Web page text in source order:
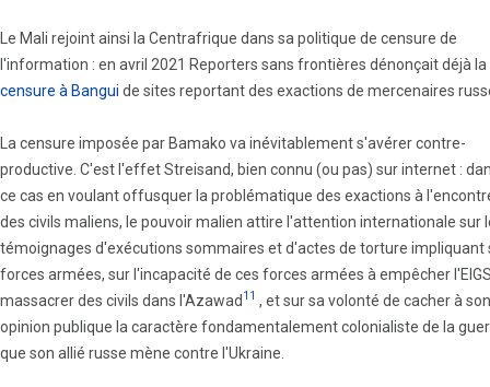
Le Mali rejoint ainsi la Centrafrique dans sa politique de censure de
l'information : en avril 2021 Reporters sans frontières dénonçait déjà la
censure à Bangui de sites reportant des exactions de mercenaires
La censure imposée par Bamako va inévitablement s'avérer contre-
productive. C'est l'effet Streisand, bien connu (ou pas) sur internet :
ce cas en voulant offusquer la problématique des exactions à
des civils maliens, le pouvoir malien attire l'attention internationale sur
témoignages d'exécutions sommaires et d'actes de torture impliquant
forces armées, sur l'incapacité de ces forces armées à empêcher
massacrer des civils dans l'Azawad 11 , et sur sa volonté de cacher à son
opinion publique la caractère fondamentalement colonialiste de la
que son allié russe mène contre l'Ukraine.